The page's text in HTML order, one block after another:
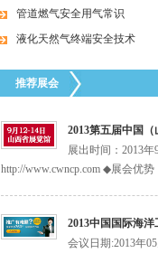
管道燃气安全用气常识
液化天然气终端安全技术
推荐展会
2013第五届中国
展出时间：2013
http://www.cwncp.com ◆展会优
2013中国国际海
会议日期:2013年